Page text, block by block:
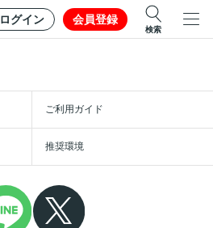
ログイン 会員登録
検索
ご利用ガイド
推奨環境